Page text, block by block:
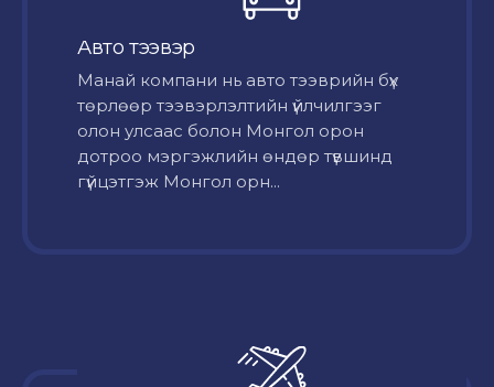
Авто тээвэр
Mанай компани нь авто тээврийн бүх
төрлөөр тээвэрлэлтийн үйлчилгээг
олон улсаас болон Монгол орон
дотроо мэргэжлийн өндөр түвшинд
гүйцэтгэж Монгол орн...